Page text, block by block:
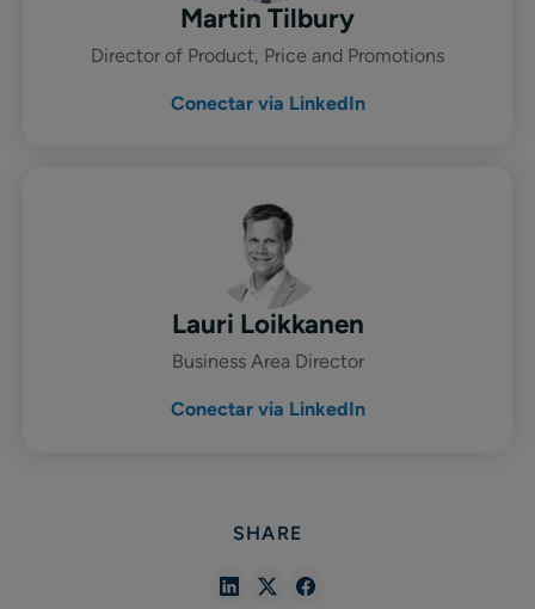
Martin Tilbury
Director of Product, Price and Promotions
Conectar via LinkedIn
Lauri Loikkanen
Business Area Director
Conectar via LinkedIn
SHARE
ShareShareShare